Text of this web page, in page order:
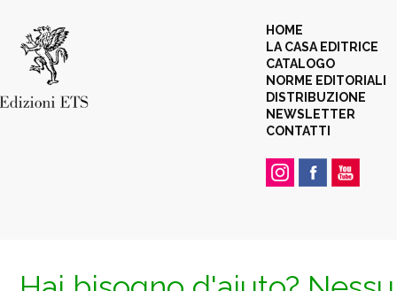
HOME
LA CASA EDITRICE
CATALOGO
NORME EDITORIALI
DISTRIBUZIONE
NEWSLETTER
CONTATTI